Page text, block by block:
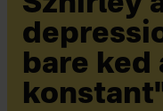
bare ked